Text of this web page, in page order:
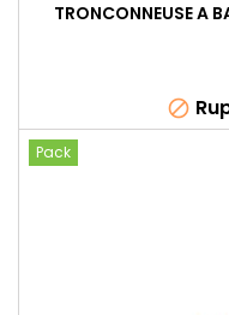
TRONCONNEUSE A

Pack